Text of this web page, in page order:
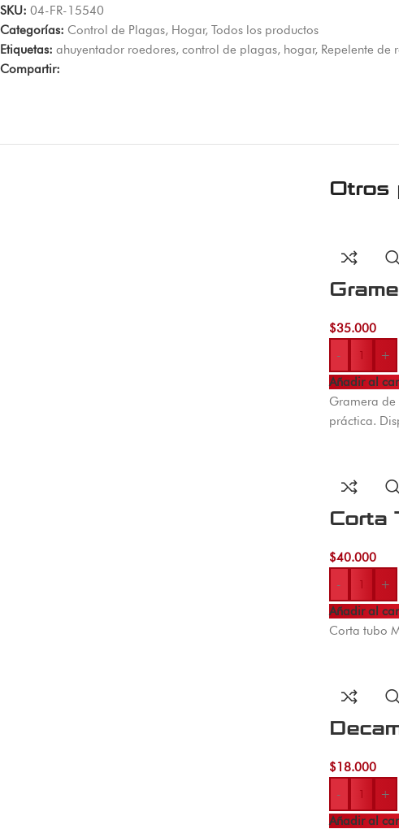
SKU: 04-FR-15540
Categorías: Control de Plagas, Hogar, Todos los productos
Etiquetas: ahuyentador roedores, control de plagas, hogar, Repelente de
Compartir:
Otros
$35.000
-
+
Añadir al
Gramera de
práctica.
Corta
$40.000
-
+
Añadir al
Corta tubo
$18.000
-
+
Añadir al